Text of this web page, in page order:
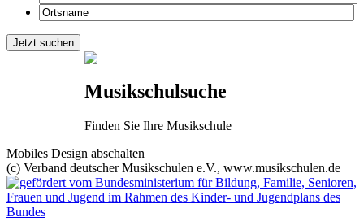
Musikschulsuche
Finden Sie Ihre Musikschule
Mobiles Design abschalten
(c) Verband deutscher Musikschulen e.V., www.musikschulen.de